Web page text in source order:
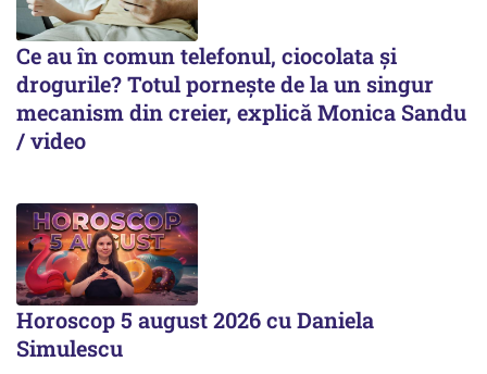
Ce au în comun telefonul, ciocolata și
drogurile? Totul pornește de la un singur
mecanism din creier, explică Monica Sandu
/ video
Horoscop 5 august 2026 cu Daniela
Simulescu